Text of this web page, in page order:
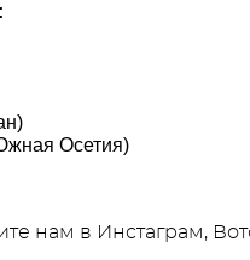
Осетия)
нам в Инстаграм,